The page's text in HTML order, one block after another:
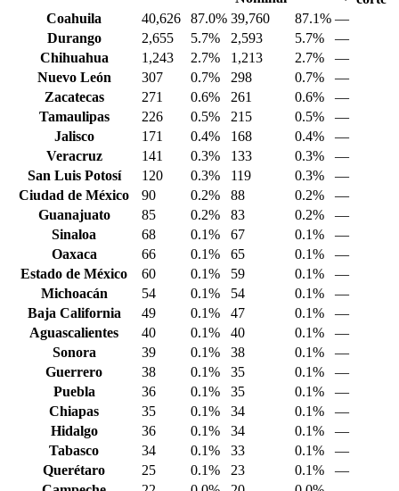
Coahuila
40,626 87.0% 39,760 87.1% —
Durango
2,655 5.7% 2,593 5.7%
—
Chihuahua
1,243 2.7% 1,213 2.7%
—
Nuevo León
307 0.7% 298 0.7%
—
Zacatecas
271 0.6% 261 0.6%
—
Tamaulipas
226 0.5% 215 0.5%
—
Jalisco
171 0.4% 168 0.4%
—
Veracruz
141 0.3% 133 0.3%
—
San Luis Potosí
120 0.3% 119 0.3%
—
Ciudad de México
90 0.2% 88 0.2%
—
Guanajuato
85 0.2% 83 0.2%
—
Sinaloa
68 0.1% 67 0.1%
—
Oaxaca
66 0.1% 65 0.1%
—
Estado de México
60 0.1% 59 0.1%
—
Michoacán
54 0.1% 54 0.1%
—
Baja California
49 0.1% 47 0.1%
—
Aguascalientes
40 0.1% 40 0.1%
—
Sonora
39 0.1% 38 0.1%
—
Guerrero
38 0.1% 35 0.1%
—
Puebla
36 0.1% 35 0.1%
—
Chiapas
35 0.1% 34 0.1%
—
Hidalgo
36 0.1% 34 0.1%
—
Tabasco
34 0.1% 33 0.1%
—
Querétaro
25 0.1% 23 0.1%
—